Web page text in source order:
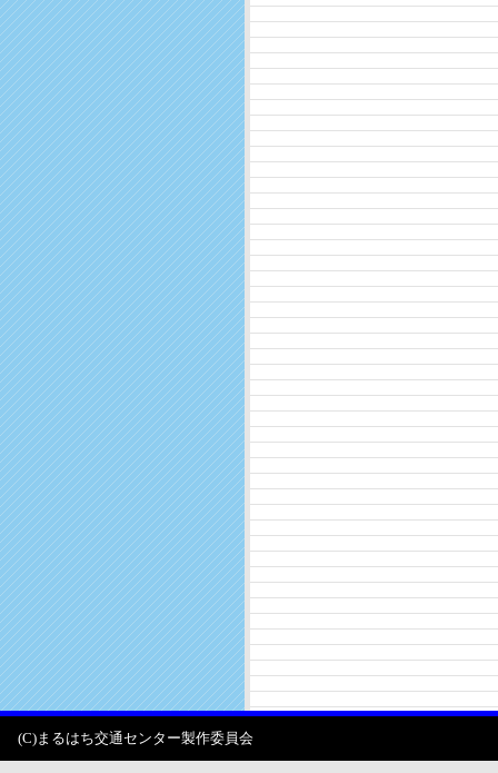
(C)まるはち交通センター製作委員会